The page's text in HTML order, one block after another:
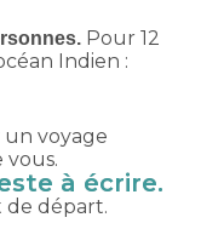
Pour 12
Indien :
un voyage
à écrire.
de départ.